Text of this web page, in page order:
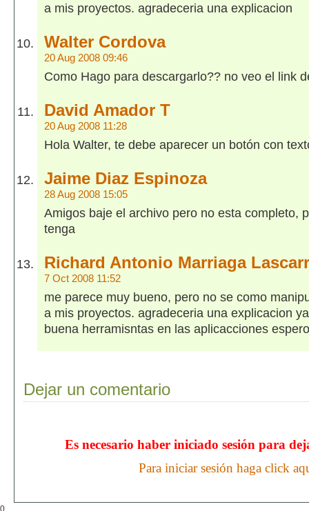
a mis proyectos. agradeceria una explicacion
Walter Cordova
20 Aug 2008 09:46
Como Hago para descargarlo?? no veo el link
David Amador T
20 Aug 2008 11:28
Hola Walter, te debe aparecer un botón con
Jaime Diaz Espinoza
28 Aug 2008 15:05
Amigos baje el archivo pero no esta completo,
tenga
Richard Antonio Marriaga
7 Oct 2008 11:52
me parece muy bueno, pero no se como
a mis proyectos. agradeceria una explicacion
buena herramisntas en las aplicacciones
Dejar un comentario
Es necesario haber iniciado sesión para
Para iniciar sesión haga click
0